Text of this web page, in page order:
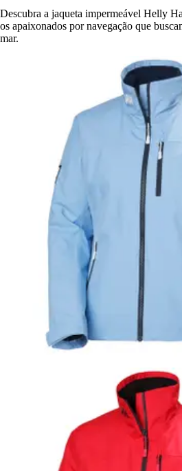
Descubra a jaqueta impermeável Helly
os apaixonados por navegação que
mar.